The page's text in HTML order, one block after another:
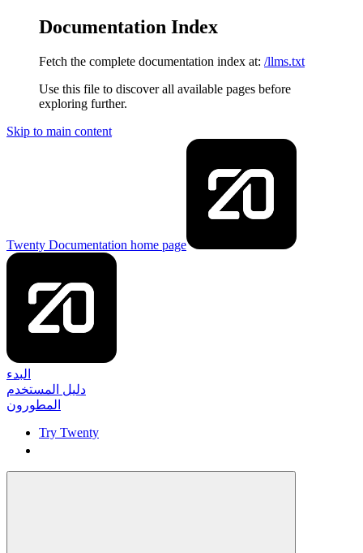
Documentation Index
Fetch the complete documentation index at: /llms.txt
Use this file to discover all available pages before
exploring further.
Skip to main content
Twenty Documentation home page
البدء
دليل المستخدم
المطورون
Try Twenty